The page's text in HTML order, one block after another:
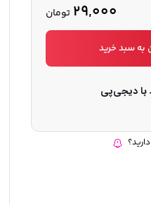
29,000 تومان
به سبد خرید